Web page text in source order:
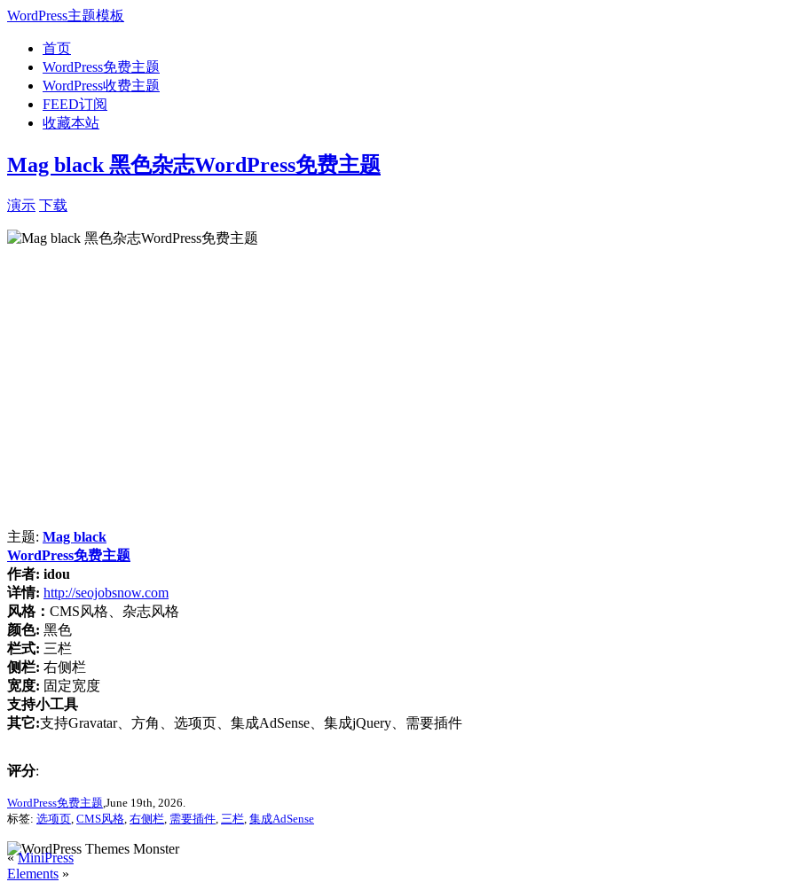
WordPress主题模板
首页
WordPress免费主题
WordPress收费主题
FEED订阅
收藏本站
Mag black 黑色杂志WordPress免费主题
演示 下载
主题: Mag black
WordPress免费主题
作者: idou
详情: http://seojobsnow.com
风格： CMS风格、杂志风格
颜色: 黑色
栏式: 三栏
侧栏: 右侧栏
宽度: 固定宽度
支持小工具
其它:支持Gravatar、方角、选项页、集成AdSense、集成jQuery、需要插件
评分:
WordPress免费主题 ,June 19th, 2026.
标签: 选项页 CMS风格 右侧栏 需要插件 三栏 集成AdSense
«MiniPress
Elements »